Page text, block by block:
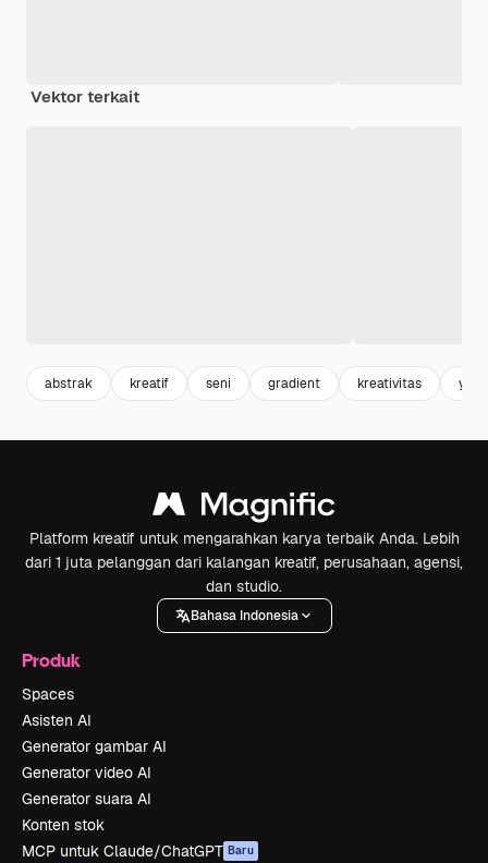
Vektor terkait
abstrak kreatif seni gradient kreativitas
Platform kreatif untuk mengarahkan karya terbaik Anda. Lebih
dari 1 juta pelanggan dari kalangan kreatif, perusahaan, agensi,
dan studio.
Bahasa Indonesia
Produk
Spaces
Asisten AI
Generator gambar AI
Generator video AI
Generator suara AI
Konten stok
MCP untuk Claude/ChatGPT Baru